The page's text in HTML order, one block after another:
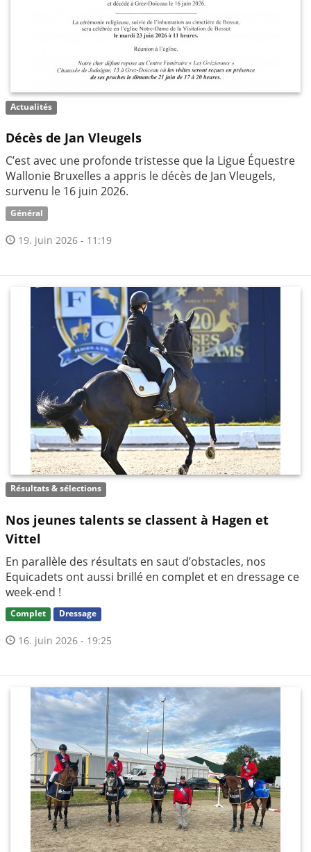
Actualités
Décès de Jan Vleugels
C’est avec une profonde tristesse que la Ligue Équestre
Wallonie Bruxelles a appris le décès de Jan Vleugels,
survenu le 16 juin 2026.
Général
19. juin 2026 - 11:19
Résultats & sélections
Nos jeunes talents se classent à Hagen et
Vittel
En parallèle des résultats en saut d’obstacles, nos
Equicadets ont aussi brillé en complet et en dressage ce
week-end !
Complet Dressage
16. juin 2026 - 19:25